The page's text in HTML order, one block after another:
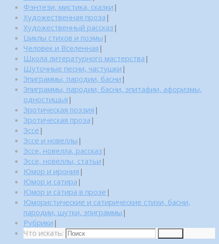
Фэнтези, мистика, сказки |
Художественная проза |
Художественный рассказ |
Циклы стихов и поэмы |
Человек и Вселенная |
Школа литературного мастерства |
Шуточные песни, частушки |
Эпиграммы, пародии, басни |
Эпиграммы, пародии, басни, эпитафии, афоризмы,
одностишья |
Эротическая поэзия |
Эротическая проза |
Эссе |
Эссе и новеллы |
Эссе, новелла, рассказ |
Эссе, новеллы, статьи |
Юмор и ирония |
Юмор и сатира |
Юмор и сатира в прозе |
Юмористические и сатирические стихи, басни,
пародии, шутки, эпиграммы |
Рубрики |
Что искать: